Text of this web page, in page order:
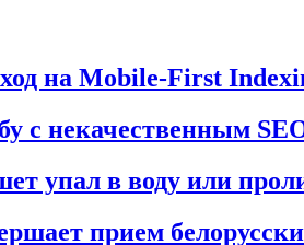
на Mobile-First
с некачественным
упал в воду или
прием